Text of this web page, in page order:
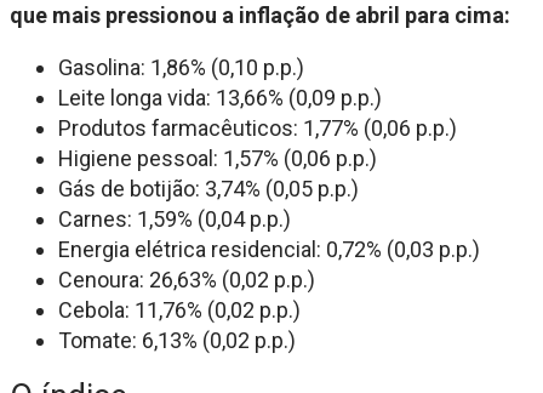
que mais pressionou a inflação de abril para cima:
Gasolina: 1,86% (0,10 p.p.)
Leite longa vida: 13,66% (0,09 p.p.)
Produtos farmacêuticos: 1,77% (0,06 p.p.)
Higiene pessoal: 1,57% (0,06 p.p.)
Gás de botijão: 3,74% (0,05 p.p.)
Carnes: 1,59% (0,04 p.p.)
Energia elétrica residencial: 0,72% (0,03 p.p.)
Cenoura: 26,63% (0,02 p.p.)
Cebola: 11,76% (0,02 p.p.)
Tomate: 6,13% (0,02 p.p.)